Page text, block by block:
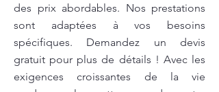
des prix abordables. Nos prestations
sont adaptées à vos besoins
spécifiques. Demandez un devis
gratuit pour plus de détails ! Avec les
exigences croissantes de la vie